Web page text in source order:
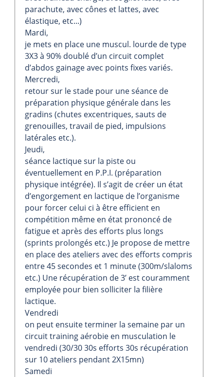
parachute, avec cônes et lattes, avec
élastique, etc...)
Mardi,
je mets en place une muscul. lourde de type
3X3 à 90% doublé d’un circuit complet
d’abdos gainage avec points fixes variés.
Mercredi,
retour sur le stade pour une séance de
préparation physique générale dans les
gradins (chutes excentriques, sauts de
grenouilles, travail de pied, impulsions
latérales etc.).
Jeudi,
séance lactique sur la piste ou
éventuellement en P.P.I. (préparation
physique intégrée). Il s’agit de créer un état
d’engorgement en lactique de l’organisme
pour forcer celui ci à être efficient en
compétition même en état prononcé de
fatigue et après des efforts plus longs
(sprints prolongés etc.) Je propose de mettre
en place des ateliers avec des efforts compris
entre 45 secondes et 1 minute (300m/slaloms
etc.) Une récupération de 3’ est couramment
employée pour bien solliciter la filière
lactique.
Vendredi
on peut ensuite terminer la semaine par un
circuit training aérobie en musculation le
vendredi (30/30 30s efforts 30s récupération
sur 10 ateliers pendant 2X15mn)
Samedi